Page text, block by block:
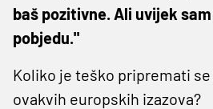
baš pozitivne. Ali uvijek
pobjedu."
Koliko je teško pripremati se
ovakvih europskih izazova?